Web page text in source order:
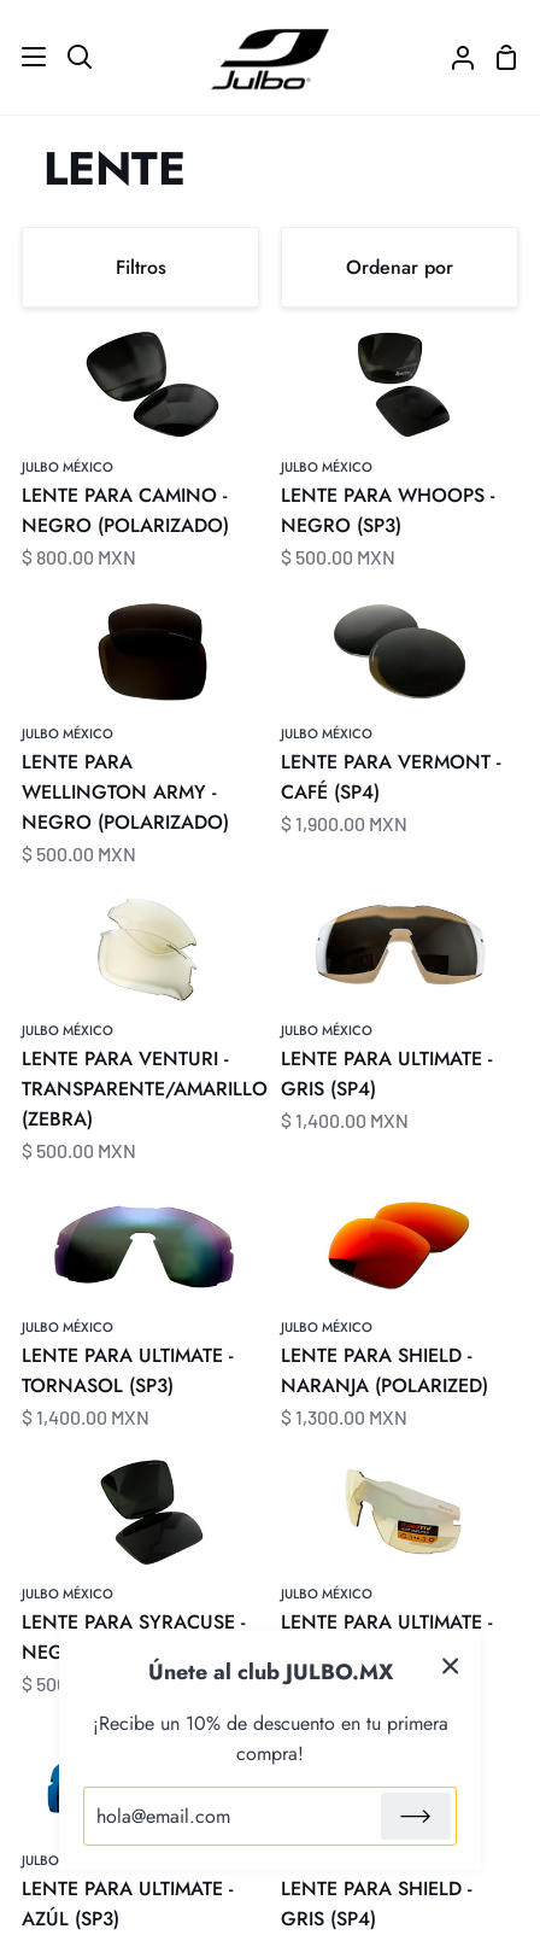
directamente
Buscar
Mi
LENTE
Filtros
Ordenar
Ordenar por
Ordenar
NEGRO
(POLARIZADO)
JULBO MÉXICO
LENTE PARA CAMINO -
NEGRO (POLARIZADO)
$ 800.00 MXN
NEGRO
(SP3)
JULBO MÉXICO
LENTE PARA WHOOPS -
NEGRO (SP3)
$ 500.00 MXN
WELLINGTON
-
NEGRO
(POLARIZADO)
JULBO MÉXICO
LENTE PARA
WELLINGTON ARMY -
NEGRO (POLARIZADO)
$ 500.00 MXN
VERMONT
CAFÉ
(SP4)
JULBO MÉXICO
LENTE PARA VERMONT -
CAFÉ (SP4)
$ 1,900.00 MXN
TRANSPARENTE/AMARILLO
(ZEBRA)
JULBO MÉXICO
LENTE PARA VENTURI -
TRANSPARENTE/AMARILLO
(ZEBRA)
$ 500.00 MXN
PARA
ULTIMATE
GRIS
(SP4)
JULBO MÉXICO
LENTE PARA ULTIMATE -
GRIS (SP4)
$ 1,400.00 MXN
PARA
ULTIMATE
TORNASOL
(SP3)
JULBO MÉXICO
LENTE PARA ULTIMATE -
TORNASOL (SP3)
$ 1,400.00 MXN
SHIELD
NARANJA
(POLARIZED)
JULBO MÉXICO
LENTE PARA SHIELD -
NARANJA (POLARIZED)
$ 1,300.00 MXN
NEGRO
(POLARIZADO)
JULBO MÉXICO
LENTE PARA SYRACUSE -
NEGRO (POLARIZADO)
$ 500.00 MXN
ULTIMATE
AMARILLO
(REACTIV)
JULBO MÉXICO
LENTE PARA ULTIMATE -
AMARILLO (REACTIV)
$ 2,300.00 MXN
PARA
ULTIMATE
AZÚL
(SP3)
JULBO MÉXICO
LENTE PARA ULTIMATE -
AZÚL (SP3)
LENTE
PARA
SHIELD
GRIS
(SP4)
LENTE PARA SHIELD -
GRIS (SP4)
Únete al club JULBO.MX
¡Recibe un 10% de descuento en tu primera
compra!